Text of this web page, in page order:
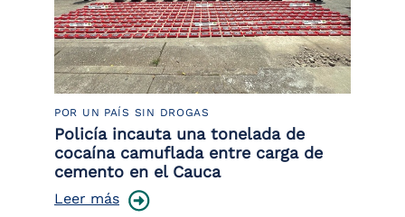
POR UN PAÍS SIN DROGAS
Policía incauta una tonelada de
cocaína camuflada entre carga de
cemento en el Cauca
Leer más